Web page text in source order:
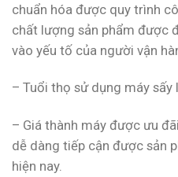
chuẩn hóa được quy trình
chất lượng sản phẩm được
vào yếu tố của người vận
– Tuổi thọ sử dụng máy sấy
– Giá thành máy được ưu
dễ dàng tiếp cận được sản
hiện nay.